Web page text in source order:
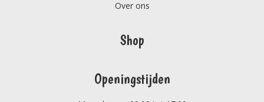
Over ons
Shop
Openingstijden